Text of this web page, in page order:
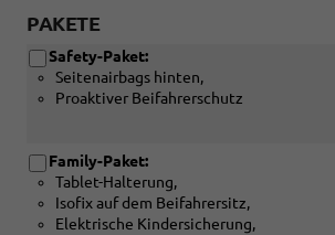
PAKETE
Safety-Paket:
Seitenairbags hinten,
Proaktiver Beifahrerschutz
Family-Paket:
Tablet-Halterung,
Isofix auf dem Beifahrersitz,
Elektrische Kindersicherung,